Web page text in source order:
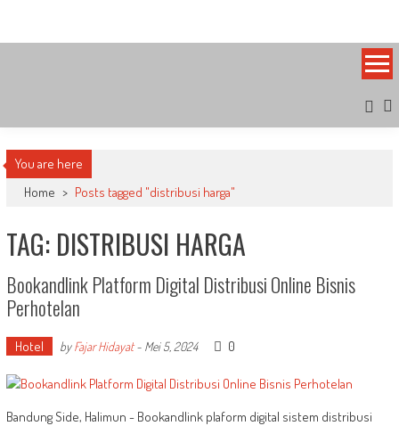
content
You are here
Home > Posts tagged "distribusi harga"
TAG: DISTRIBUSI HARGA
Bookandlink Platform Digital Distribusi Online Bisnis
Perhotelan
Hotel byFajar Hidayat- Mei 5, 2024 0
Bandung Side, Halimun - Bookandlink plaform digital sistem distribusi